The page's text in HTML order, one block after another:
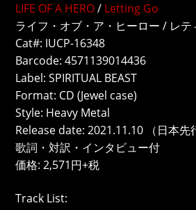
LIFE OF A HERO/ Letting Go
ライフ・オブ・ア・ヒーロー / レテ
Cat#: IUCP-16348
Barcode: 4571139014436
Label: SPIRITUAL BEAST
Format: CD (Jewel case)
Style: Heavy Metal
Release date: 2021.11.10 （日本先
歌詞・対訳・インタビュー付
価格: 2,571円+税
Track List: